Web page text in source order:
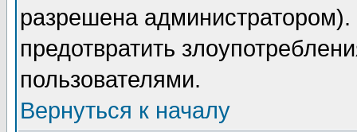
разрешена
предотвратить
пользователями.
Вернуться к началу